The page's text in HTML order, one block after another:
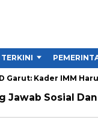
Garut: Kader IMM
Jawab Sosial